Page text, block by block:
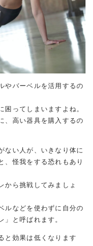
やバーベルを活用するの
ってしまいますよね。
、高い器具を購入するの
ない人が、いきなり体に
、怪我をする恐れもあり
から挑戦してみましょ
ルなどを使わずに自分の
」と呼ばれます。
と効果は低くなります